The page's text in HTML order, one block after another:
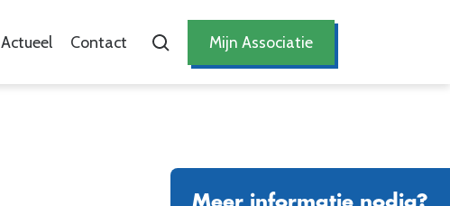
Mijn Associatie
Actueel Contact
Meer informatie nodig?